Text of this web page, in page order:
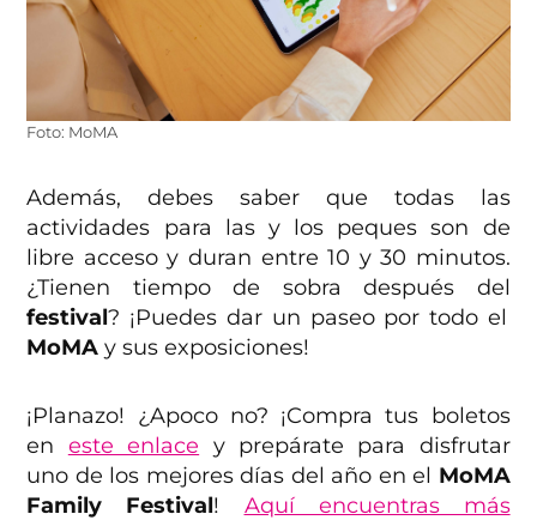
Foto: MoMA
Además, debes saber que todas las
actividades para las y los peques son de
libre acceso y duran entre 10 y 30 minutos.
¿Tienen tiempo de sobra después del
festival? ¡Puedes dar un paseo por todo el
MoMA y sus exposiciones!
¡Planazo! ¿Apoco no? ¡Compra tus boletos
en este enlace y prepárate para disfrutar
uno de los mejores días del año en el MoMA
Family Festival! Aquí encuentras más